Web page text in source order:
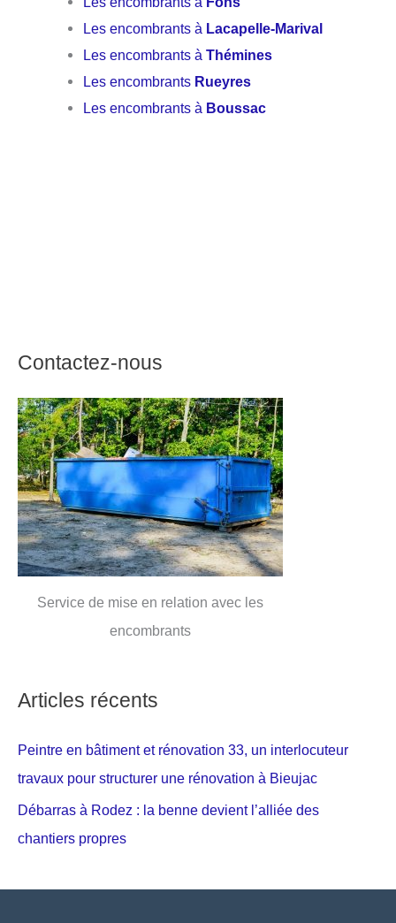
Les encombrants à Lacapelle-Marival
Les encombrants àThémines
Les encombrants Rueyres
Les encombrants à Boussac
Contactez-nous
Service de mise en relation avec les
encombrants
Articles récents
Peintre en bâtiment et rénovation 33, un interlocuteur
travaux pour structurer une rénovation à Bieujac
Débarras à Rodez : la benne devient l’alliée des
chantiers propres